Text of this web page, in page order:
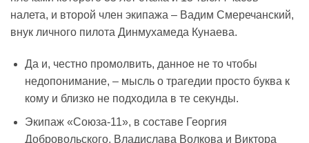
налета, и второй член экипажа – Вадим Смеречанский,
внук личного пилота Динмухамеда Кунаева.
Да и, честно промолвить, данное не то чтобы
недопонимание, – мысль о трагедии просто буква к
кому и близко не подходила в те секунды.
Экипаж «Союза-11», в составе Георгия
Добровольского, Владислава Волкова и Виктора